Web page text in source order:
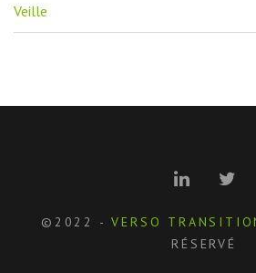
Veille
©2022 -VERSO
RÉSERVÉ